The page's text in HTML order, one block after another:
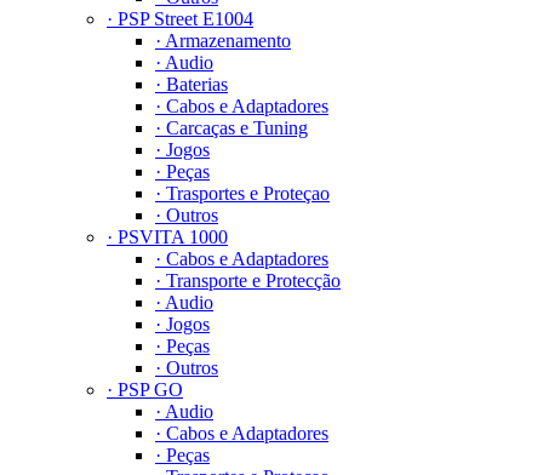
· PSP Street E1004
· Armazenamento
· Audio
· Baterias
· Cabos e Adaptadores
· Carcaças e Tuning
· Jogos
· Peças
· Trasportes e Proteçao
· Outros
· PSVITA 1000
· Cabos e Adaptadores
· Transporte e Protecção
· Audio
· Jogos
· Peças
· Outros
· PSP GO
· Audio
· Cabos e Adaptadores
· Peças